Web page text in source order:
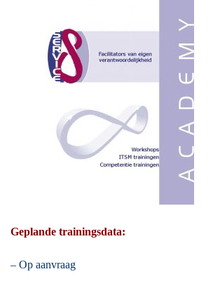
Geplande trainingsdata:
– Op aanvraag